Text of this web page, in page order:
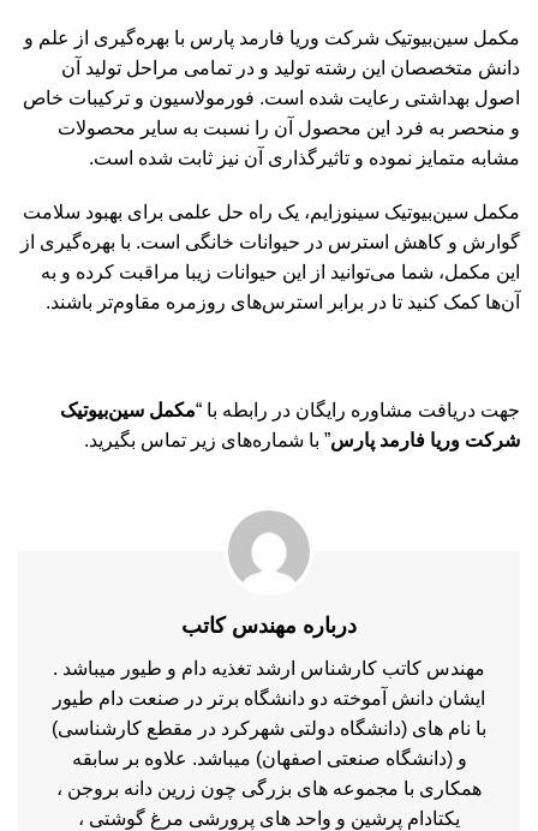
مکمل سین‌بیوتیک شرکت وریا فارمد پارس با بهره‌گیری از علم و
دانش متخصصان این رشته تولید و در تمامی مراحل تولید آن
اصول بهداشتی رعایت شده است. فورمولاسیون و ترکیبات خاص
و منحصر به فرد این محصول آن را نسبت به سایر محصولات
مشابه متمایز نموده و تاثیرگذاری آن نیز ثابت شده است.
مکمل سین‌بیوتیک سینوزایم، یک راه حل علمی برای بهبود سلامت
گوارش و کاهش استرس در حیوانات خانگی است. با بهره‌گیری از
این مکمل، شما می‌توانید از این حیوانات زیبا مراقبت کرده و به
آن‌ها کمک کنید تا در برابر استرس‌های روزمره مقاوم‌تر باشند.
جهت دریافت مشاوره رایگان در رابطه با “مکمل سین‌بیوتیک
شرکت وریا فارمد پارس” با شماره‌های زیر تماس بگیرید.
درباره مهندس کاتب
مهندس کاتب کارشناس ارشد تغذیه دام و طیور میباشد .
ایشان دانش آموخته دو دانشگاه برتر در صنعت دام طیور
با نام های (دانشگاه دولتی شهرکرد در مقطع کارشناسی)
و (دانشگاه صنعتی اصفهان) میباشد. علاوه بر سابقه
همکاری با مجموعه های بزرگی چون زرین دانه بروجن ،
یکتادام پرشین و واحد های پرورشی مرغ گوشتی ،